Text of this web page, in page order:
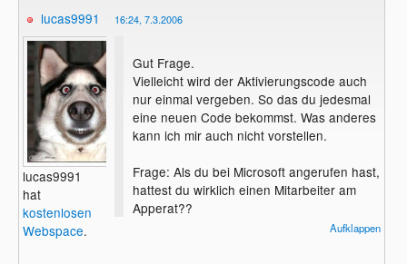
lucas9991
lucas9991
hat
kostenlosen
Webspace.
16:24, 7.3.2006
Gut Frage.
Vielleicht wird der Aktivierungscode auch
nur einmal vergeben. So das du jedesmal
eine neuen Code bekommst. Was anderes
kann ich mir auch nicht vorstellen.
Frage: Als du bei Microsoft angerufen hast,
hattest du wirklich einen Mitarbeiter am
Apperat??
Denn als ich Win XP aktiviert habe, war nur
Aufklappen